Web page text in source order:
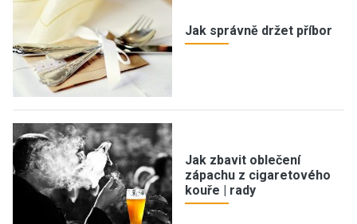
Jak správně držet příbor
Jak zbavit oblečení
zápachu z cigaretového
kouře | rady